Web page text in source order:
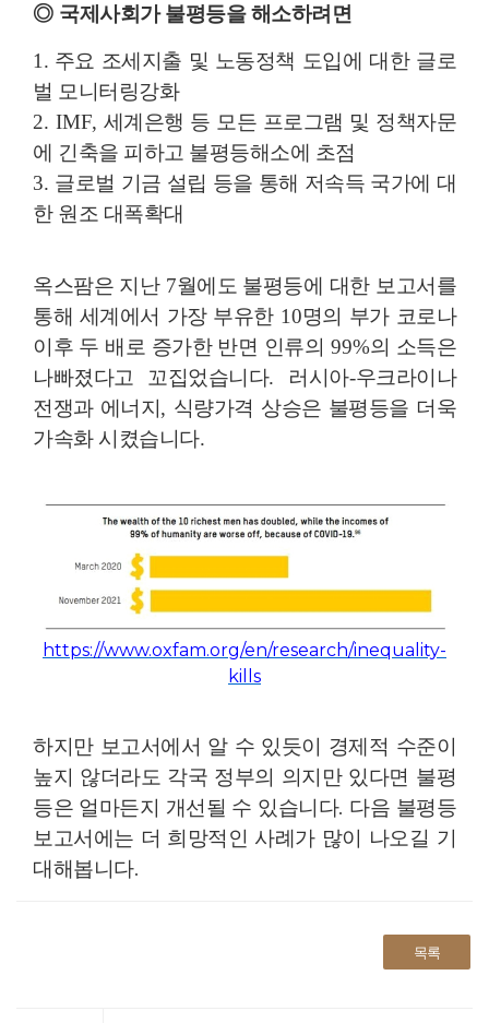
◎ 국제사회가 불평등을 해소하려면
1. 주요 조세지출 및 노동정책 도입에 대한 글로
벌 모니터링강화
2. IMF, 세계은행 등 모든 프로그램 및 정책자문
에 긴축을 피하고 불평등해소에 초점
3. 글로벌 기금 설립 등을 통해 저속득 국가에 대
한 원조 대폭확대
옥스팜은 지난 7월에도 불평등에 대한 보고서를
통해 세계에서 가장 부유한 10명의 부가 코로나
이후 두 배로 증가한 반면 인류의 99%의 소득은
나빠졌다고 꼬집었습니다. 러시아-우크라이나
전쟁과 에너지 , 식량가격 상승은 불평등을 더욱
가속화 시켰습니다.
https://www.oxfam.org/en/research/inequality-
kills
하지만 보고서에서 알 수 있듯이 경제적 수준이
높지 않더라도 각국 정부의 의지만 있다면 불평
등은 얼마든지 개선될 수 있습니다. 다음 불평등
보고서에는 더 희망적인 사례가 많이 나오길 기
대해봅니다.
목록